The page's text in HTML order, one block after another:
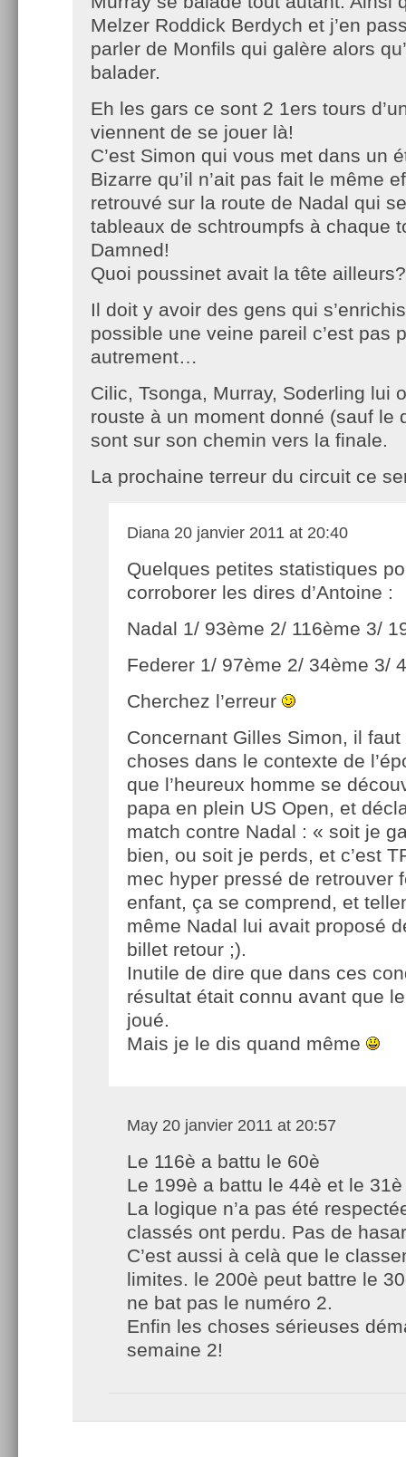
Melzer Roddick Berdych et j’en
parler de Monfils qui galère alors
balader.
Eh les gars ce sont 2 1ers tours
viennent de se jouer là!
C’est Simon qui vous met dans un
Bizarre qu’il n’ait pas fait le même
retrouvé sur la route de Nadal qui
tableaux de schtroumpfs à chaque
Damned!
Quoi poussinet avait la tête ailleurs?
Il doit y avoir des gens qui
possible une veine pareil c’est pas
autrement…
Cilic, Tsonga, Murray, Soderling lui
rouste à un moment donné (sauf le
sont sur son chemin vers la finale.
La prochaine terreur du circuit ce
Diana 20 janvier 2011 at 20:40
Quelques petites statistiques
corroborer les dires d’Antoine :
Nadal 1/ 93ème 2/ 116ème 3/
Federer 1/ 97ème 2/ 34ème 3/
Cherchez l’erreur
Concernant Gilles Simon, il
choses dans le contexte de
que l’heureux homme se
papa en plein US Open, et
match contre Nadal : « soit je
bien, ou soit je perds, et c’est
mec hyper pressé de retrouver
enfant, ça se comprend, et
même Nadal lui avait proposé
billet retour ;).
Inutile de dire que dans ces
résultat était connu avant que
joué.
Mais je le dis quand même
May 20 janvier 2011 at 20:57
Le 116è a battu le 60è
Le 199è a battu le 44è et le 31è
La logique n’a pas été
classés ont perdu. Pas de
C’est aussi à celà que le
limites. le 200è peut battre le
ne bat pas le numéro 2.
Enfin les choses sérieuses
semaine 2!